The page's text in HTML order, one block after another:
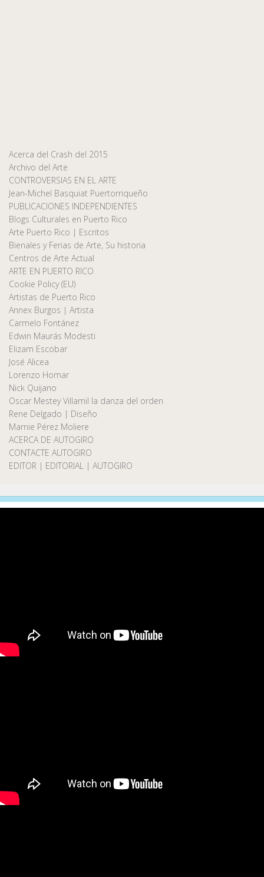
Acerca del Crash del 2015
Archivo del Arte
CONTROVERSIAS EN EL ARTE
Jean-Michel Basquiat Puertorriqueño
PUBLICACIONES INDEPENDIENTES
Blogs Culturales en Puerto Rico
Arte Puerto Rico | Escritos
Bienales y Ferias de Arte, Su historia
Centros de Arte Actual
ARTE EN PUERTO RICO
Cookie Policy (EU)
Artistas de Puerto Rico
Annex Burgos | Artista
Carmelo Fontánez
Edwin Maurás Modesti
Elizam Escobar
José Alicea
Lorenzo Homar
Nick Quijano
Oscar Mestey Villamil la danza del orden
Rene Delgado | Diseño
Marnie Pérez Moliere
ACERCA DE AUTOGIRO
CONTACTE AUTOGIRO
EDITOR | EDITORIAL | AUTOGIRO